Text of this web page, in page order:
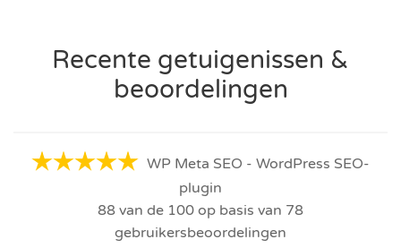
Recente getuigenissen &
beoordelingen
WP Meta SEO - WordPress SEO-
plugin
88 van de 100 op basis van 78
gebruikersbeoordelingen